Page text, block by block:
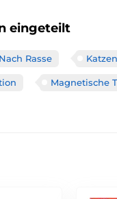
eingeteilt
Nach Rasse
Magnetische